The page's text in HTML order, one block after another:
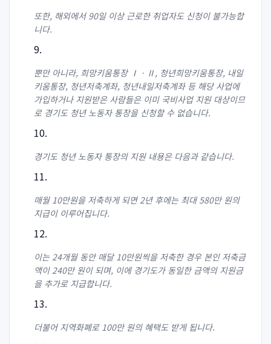
또한, 해외에서 90일 이상 근로한 취업자도 신청이 불가능합
니다.
뿐만 아니라, 희망키움통장 ⅠㆍⅡ, 청년희망키움통장, 내일
키움통장, 청년저축계좌, 청년내일저축계좌 등 해당 사업에
가입하거나 지원받은 사람들은 이미 국비사업 지원 대상이므
로 경기도 청년 노동자 통장을 신청할 수 없습니다.
경기도 청년 노동자 통장의 지원 내용은 다음과 같습니다.
매월 10만원을 저축하게 되면 2년 후에는 최대 580만 원의
지급이 이루어집니다.
이는 24개월 동안 매달 10만원씩을 저축한 경우 본인 저축금
액이 240만 원이 되며, 이에 경기도가 동일한 금액의 지원금
을 추가로 지급합니다.
더불어 지역화폐로 100만 원의 혜택도 받게 됩니다.